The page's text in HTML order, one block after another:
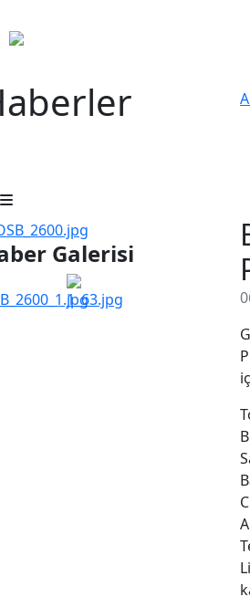
Galerisi